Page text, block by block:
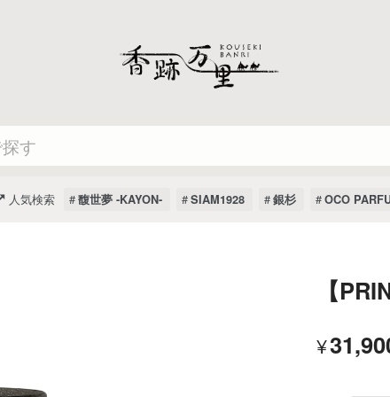
人気検索 馥世夢 -KAYON- SIAM1928 銀杉 OCO
【
¥